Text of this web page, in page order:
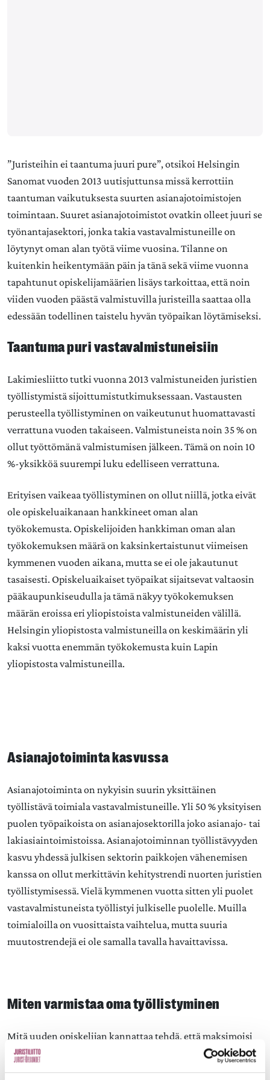
”Juristeihin ei taantuma juuri pure”, otsikoi Helsingin
Sanomat vuoden 2013 uutisjuttunsa missä kerrottiin
taantuman vaikutuksesta suurten asianajotoimistojen
toimintaan. Suuret asianajotoimistot ovatkin olleet juuri se
työnantajasektori, jonka takia vastavalmistuneille on
löytynyt oman alan työtä viime vuosina. Tilanne on
kuitenkin heikentymään päin ja tänä sekä viime vuonna
tapahtunut opiskelijamäärien lisäys tarkoittaa, että noin
viiden vuoden päästä valmistuvilla juristeilla saattaa olla
edessään todellinen taistelu hyvän työpaikan löytämiseksi.
Taantuma puri vastavalmistuneisiin
Lakimiesliitto tutki vuonna 2013 valmistuneiden juristien
työllistymistä sijoittumistutkimuksessaan. Vastausten
perusteella työllistyminen on vaikeutunut huomattavasti
verrattuna vuoden takaiseen. Valmistuneista noin 35 % on
ollut työttömänä valmistumisen jälkeen. Tämä on noin 10
%-yksikköä suurempi luku edelliseen verrattuna.
Erityisen vaikeaa työllistyminen on ollut niillä, jotka eivät
ole opiskeluaikanaan hankkineet oman alan
työkokemusta. Opiskelijoiden hankkiman oman alan
työkokemuksen määrä on kaksinkertaistunut viimeisen
kymmenen vuoden aikana, mutta se ei ole jakautunut
tasaisesti. Opiskeluaikaiset työpaikat sijaitsevat valtaosin
pääkaupunkiseudulla ja tämä näkyy työkokemuksen
määrän eroissa eri yliopistoista valmistuneiden välillä.
Helsingin yliopistosta valmistuneilla on keskimäärin yli
kaksi vuotta enemmän työkokemusta kuin Lapin
yliopistosta valmistuneilla.
Asianajotoiminta kasvussa
Asianajotoiminta on nykyisin suurin yksittäinen
työllistävä toimiala vastavalmistuneille. Yli 50 % yksityisen
puolen työpaikoista on asianajosektorilla joko asianajo- tai
lakiasiaintoimistoissa. Asianajotoiminnan työllistävyyden
kasvu yhdessä julkisen sektorin paikkojen vähenemisen
kanssa on ollut merkittävin kehitystrendi nuorten juristien
työllistymisessä. Vielä kymmenen vuotta sitten yli puolet
vastavalmistuneista työllistyi julkiselle puolelle. Muilla
toimialoilla on vuosittaista vaihtelua, mutta suuria
muutostrendejä ei ole samalla tavalla havaittavissa.
Miten varmistaa oma työllistyminen
Mitä uuden opiskelijan kannattaa tehdä, että maksimoisi
mahdollisuutensa mielenkiintoisen työn löytämiseen
valmistumisen jälkeen.